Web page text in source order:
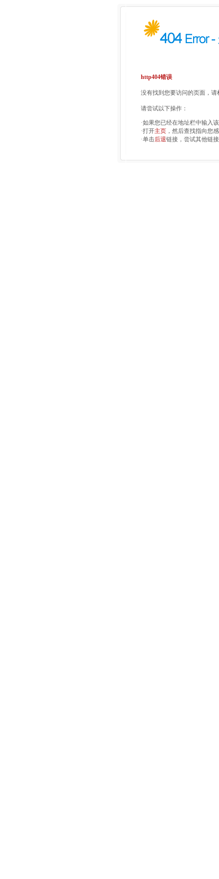
http404错误
没有找到您要访问的页面，
请尝试以下操作：
·如果您已经在地址栏中输入
·打开主页 ，然后查找指向您
·单击后退链接，尝试其他链